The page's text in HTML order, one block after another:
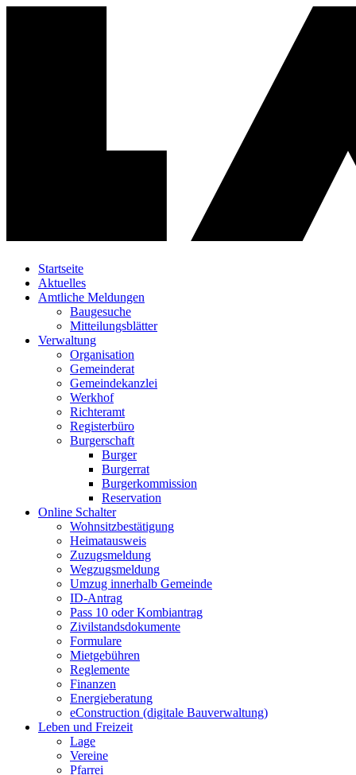
Startseite
Aktuelles
Amtliche Meldungen
Baugesuche
Mitteilungsblätter
Verwaltung
Organisation
Gemeinderat
Gemeindekanzlei
Werkhof
Richteramt
Registerbüro
Burgerschaft
Burger
Burgerrat
Burgerkommission
Reservation
Online Schalter
Wohnsitzbestätigung
Heimatausweis
Zuzugsmeldung
Wegzugsmeldung
Umzug innerhalb Gemeinde
ID-Antrag
Pass 10 oder Kombiantrag
Zivilstandsdokumente
Formulare
Mietgebühren
Reglemente
Finanzen
Energieberatung
eConstruction (digitale Bauverwaltung)
Leben und Freizeit
Lage
Vereine
Pfarrei